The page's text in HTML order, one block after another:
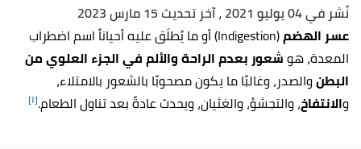
نُشر في 04 يوليو 2021
، آخر تحديث 15 مارس 2023
عسر الهضم
(Indigestion) أو ما يُطلَق عليه أحياناً اسم اضطراب
المعدة، هوشعور بعدم الراحة والألم في الجزء العلوي من
البطنوالصدر، وغالبًا ما يكون مصحوبًا بالشعور بالامتلاء،
والانتفاخ، والتجشؤ، والغثيان، ويحدث عادةً بعد تناول الطعام.[١]